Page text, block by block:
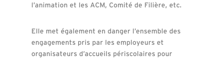
l’animation et les ACM, Comité de Filière, etc.
Elle met également en danger l’ensemble des
engagements pris par les employeurs et
organisateurs d’accueils périscolaires pour